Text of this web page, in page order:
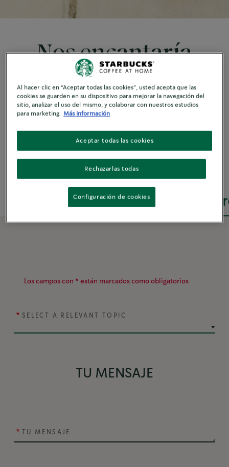
Nos encantaría
saber de vos.
Seleccioná una de las siguientes opciones según
nuestros tipos de consulta.
Tengo una duda/
Los campos con * están marcados como obligatorios
SELECT A RELEVANT TOPIC
TU MENSAJE
TU MENSAJE
Al hacer clic en “Aceptar todas las cookies”, usted acepta que las
cookies se guarden en su dispositivo para mejorar la navegación del
sitio, analizar el uso del mismo, y colaborar con nuestros estudios
para marketing.
Más información
Rechazarlas todas
Aceptar todas las cookies
Configuración de cookies